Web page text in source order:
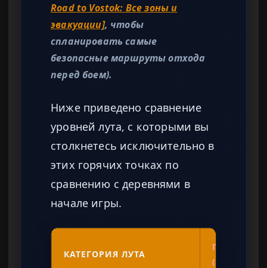
Road to Vostok: Все зоны и
эвакуации], чтобы
спланировать самые
безопасные маршруты отхода
перед боем).
Ниже приведено сравнение
уровней лута, с которыми вы
столкнетесь исключительно в
этих горячих точках по
сравнению с деревнями в
начале игры.
КАТЕГОРИЯ ЛУТА
(НИЗКИЙ